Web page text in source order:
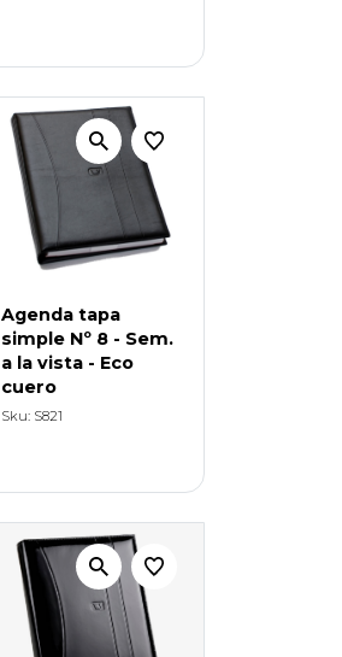
Agenda tapa
simple Nº 8 - Sem.
a la vista - Eco
cuero
Sku: S821